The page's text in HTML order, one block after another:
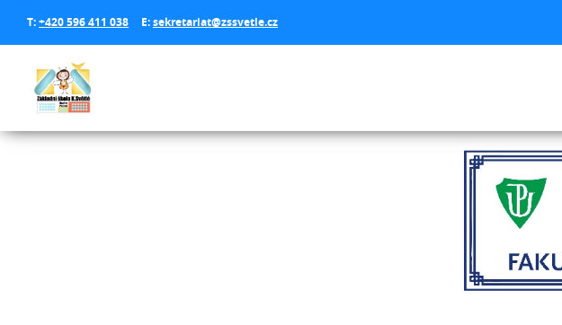
T:+420 596 411 038 E:sekretariat@zssvetle.cz